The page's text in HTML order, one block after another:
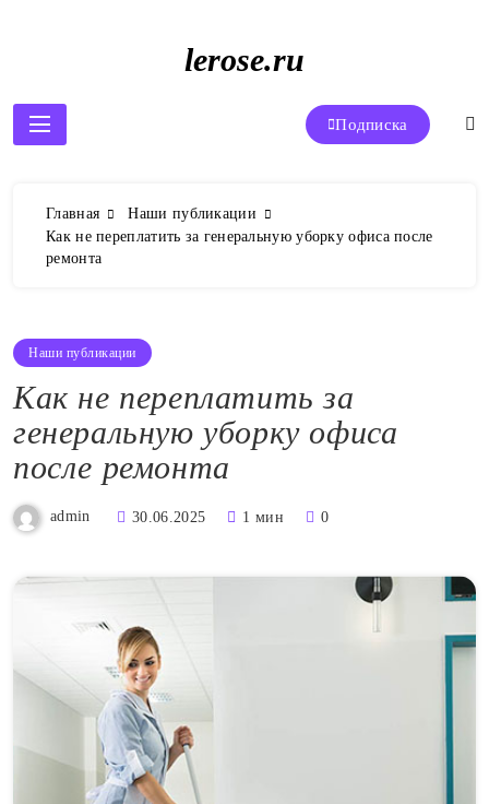
lerose.ru
Подписка
Главная
Наши публикации
Как не переплатить за генеральную уборку офиса после
ремонта
Наши публикации
Как не переплатить за
генеральную уборку офиса
после ремонта
admin 30.06.2025 1 мин 0